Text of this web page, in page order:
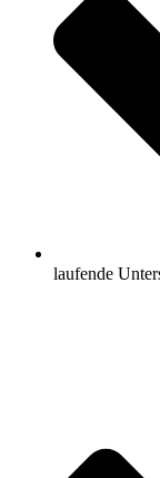
laufende